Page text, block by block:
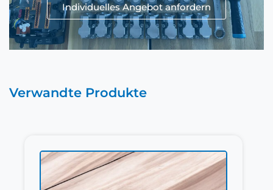
Individuelles Angebot anfordern
Verwandte Produkte